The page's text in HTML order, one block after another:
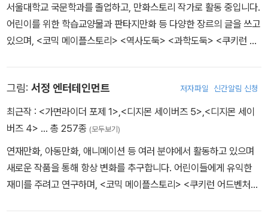
수 있다.
그리고 61권부터 시작되는 <수학도둑> 종합편에서는 이제까지 수학
역별 ㆍ학년별로 종합 정리할 수 있다.
서울대학교 국문학과를 졸업하고, 만화스토리 작가로 활동 중입니다.
어린이를 위한 학습교양물과 판타지만화 등 다양한 장르의 글을 쓰고
있으며, <코믹 메이플스토리> <역사도둑> <과학도둑> <쿠키런 어
그림: 서정 엔터테인먼트 저자파일 신간알림 신청
최근작 : <가면라이더 포제 1>,<디지몬 세이버즈 5>,<디지몬 세이
버즈 4> … 총 257종 (모두보기)
연재만화, 아동만화, 애니메이션 등 여러 분야에서 활동하고 있으며
새로운 작품을 통해 항상 변화를 추구합니다. 어린이들에게 유익한
재미를 주려고 연구하며, <코믹 메이플스토리> <쿠키런 어드벤처>